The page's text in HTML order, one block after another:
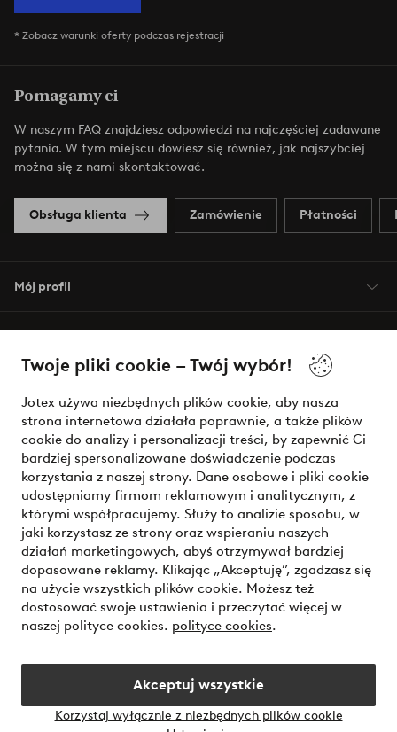
Twoje pliki cookie – Twój wybór!
Jotex używa niezbędnych plików cookie, aby nasza
strona internetowa działała poprawnie, a także plików
cookie do analizy i personalizacji treści, by zapewnić Ci
bardziej spersonalizowane doświadczenie podczas
korzystania z naszej strony. Dane osobowe i pliki cookie
udostępniamy firmom reklamowym i analitycznym, z
którymi współpracujemy. Służy to analizie sposobu, w
jaki korzystasz ze strony oraz wspieraniu naszych
działań marketingowych, abyś otrzymywał bardziej
dopasowane reklamy. Klikając „Akceptuję”, zgadzasz się
na użycie wszystkich plików cookie. Możesz też
dostosować swoje ustawienia i przeczytać więcej w
naszej polityce cookies. polityce cookies.
Akceptuj wszystkie
Korzystaj wyłącznie z niezbędnych plików cookie
* Zobacz warunki oferty podczas rejestracji
Pomagamy ci
W naszym FAQ znajdziesz odpowiedzi na najczęściej zadawane
pytania. W tym miejscu dowiesz się również, jak najszybciej
można się z nami skontaktować.
Obsługa klienta Zamówienie Płatności
Mój profil
Warunki
Bezpieczne płatności - zapłać teraz lub podziel się
Chcesz dowiedzieć się więcej o naszych opcjach płatności